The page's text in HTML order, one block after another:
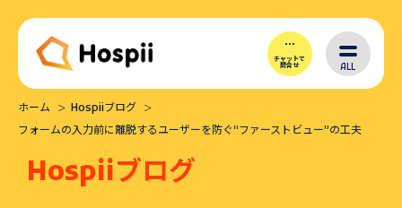
チャットで
問合せ ALL
Hospiiとは
シナリオ作成
ホーム
Hospiiブログ
フォームの入力前に離脱するユーザーを防ぐ“ファーストビュー”の工夫
Hospiiブログ